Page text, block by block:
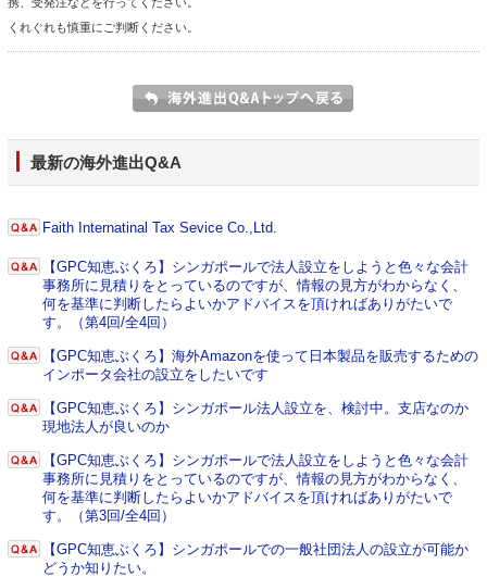
くれぐれも慎重にご判断ください。
最新の海外進出Q&A
Faith Internatinal Tax Sevice Co.,Ltd.
【GPC知恵ぶくろ】シンガポールで法人設立をしようと色々な会計
事務所に見積りをとっているのですが、情報の見方がわからなく、
何を基準に判断したらよいかアドバイスを頂ければありがたいで
す。（第4回/全4回）
【GPC知恵ぶくろ】海外Amazonを使って日本製品を販売するための
インポータ会社の設立をしたいです
【GPC知恵ぶくろ】シンガポール法人設立を、検討中。支店なのか
現地法人が良いのか
【GPC知恵ぶくろ】シンガポールで法人設立をしようと色々な会計
事務所に見積りをとっているのですが、情報の見方がわからなく、
何を基準に判断したらよいかアドバイスを頂ければありがたいで
す。（第3回/全4回）
【GPC知恵ぶくろ】シンガポールでの一般社団法人の設立が可能か
どうか知りたい。